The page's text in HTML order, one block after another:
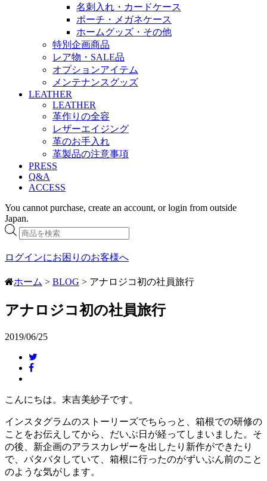
名刺入れ・カードケース
ポーチ・メガネケース
ホームグッズ・その他
特別企画商品
レア物・SALE品
オプションアイテム
メンテナンスグッズ
LEATHER
LEATHER
革作りの全容
レザーエイジング
革のお手入れ
革製品の注意事項
PRESS
Q&A
ACCESS
You cannot purchase, create an account, or login from outside
Japan.
商
品
検
ログインにお困りのお客様へ
ホーム > BLOG > アナロジコ初の社員旅行
アナロジコ初の社員旅行
2019/06/25
こんにちは。末吉美紗子です。
インスタグラムのストーリーズでちらっと、箱根での研修の
ことをお伝えしてから、だいぶ日が経ってしまいました。そ
の後、新企画のアラスカレザーを出したり新作ができたり
で、バタバタしていて、箱根に行ったのがずいぶん前のこと
のような気がします。